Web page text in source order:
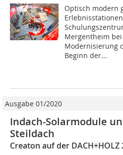
Optisch modern
Mergentheim
Modernisierung
Beginn der...
Ausgabe 01/2020
Indach-Solarmodule
Steildach
Creaton auf der DACH+HOLZ